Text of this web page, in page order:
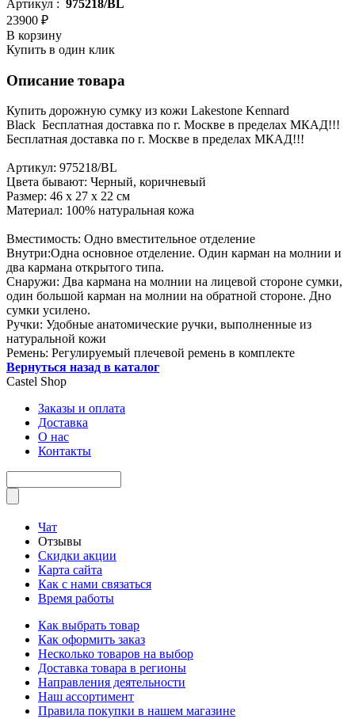
Артикул : 975218/BL
23900 ₽
В корзину
Купить в один клик
Описание товара
Купить дорожную сумку из кожи Lakestone Kennard
Black Бесплатная доставка по г. Москве в пределах МКАД!!!
Бесплатная доставка по г. Москве в пределах МКАД!!!
Артикул: 975218/BL
Цвета бывают: Черный, коричневый
Размер: 46 х 27 х 22 см
Материал: 100% натуральная кожа
Вместимость: Одно вместительное отделение
Внутри:Одна основное отделение. Один карман на молнии и
два кармана открытого типа.
Снаружи: Два кармана на молнии на лицевой стороне сумки,
один большой карман на молнии на обратной стороне. Дно
сумки усилено.
Ручки: Удобные анатомические ручки, выполненные из
натуральной кожи
Ремень: Регулируемый плечевой ремень в комплекте
Вернуться назад в каталог
Castel Shop
Заказы и оплата
Доставка
О нас
Контакты
Чат
Отзывы
Скидки акции
Карта сайта
Как с нами связаться
Время работы
Как выбрать товар
Как оформить заказ
Несколько товаров на выбор
Доставка товара в регионы
Направления деятельности
Наш ассортимент
Правила покупки в нашем магазине